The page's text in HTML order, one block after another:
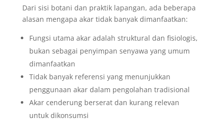
Dari sisi botani dan praktik lapangan, ada beberapa
alasan mengapa akar tidak banyak dimanfaatkan:
Fungsi utama akar adalah struktural dan fisiologis,
bukan sebagai penyimpan senyawa yang umum
dimanfaatkan
Tidak banyak referensi yang menunjukkan
penggunaan akar dalam pengolahan tradisional
Akar cenderung berserat dan kurang relevan
untuk dikonsumsi